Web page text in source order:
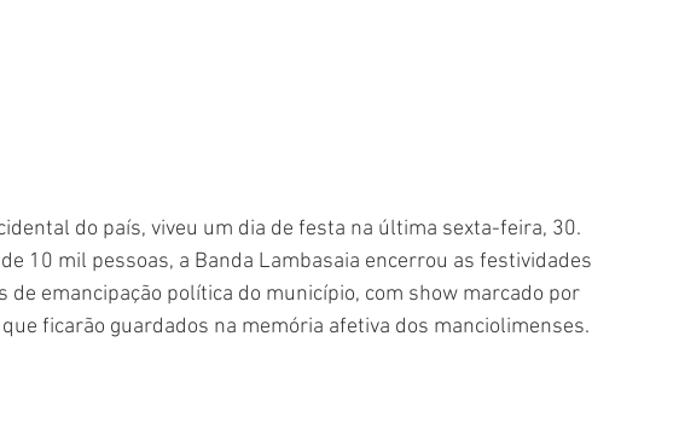
do país, viveu um dia de festa na última sexta-feira, 30.
10 mil pessoas, a Banda Lambasaia encerrou as festividades
de emancipação política do município, com show marcado por
ficarão guardados na memória afetiva dos manciolimenses.